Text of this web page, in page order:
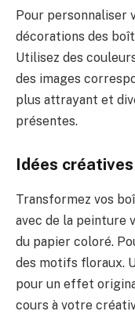
Pour personnaliser
décorations des
Utilisez des
des images
plus attrayant et
présentes.
Idées
Transformez vos
avec de la peinture
du papier coloré.
des motifs floraux.
pour un effet
cours à votre